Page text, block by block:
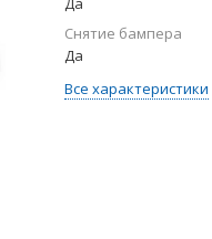
Снятие бампера
Да
Все характеристики